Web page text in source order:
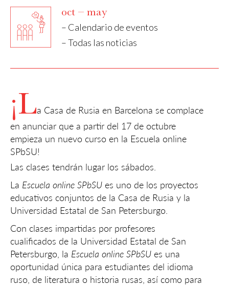
oct – may
– Calendario de eventos
– Todas las noticias
¡La Casa de Rusia en Barcelona se complace
en anunciar que a partir del 17 de octubre
empieza un nuevo curso en la Escuela online
SPbSU!
Las clases tendrán lugar los sábados.
La Escuela online SPbSU es uno de los proyectos
educativos conjuntos de la Casa de Rusia y la
Universidad Estatal de San Petersburgo.
Con clases impartidas por profesores
cualificados de la Universidad Estatal de San
Petersburgo, la Escuela online SPbSU es una
oportunidad única para estudiantes del idioma
ruso, de literatura o historia rusas, así como para